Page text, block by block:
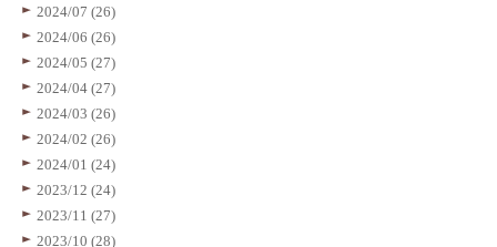
2024/07 (26)
2024/06 (26)
2024/05 (27)
2024/04 (27)
2024/03 (26)
2024/02 (26)
2024/01 (24)
2023/12 (24)
2023/11 (27)
2023/10 (28)